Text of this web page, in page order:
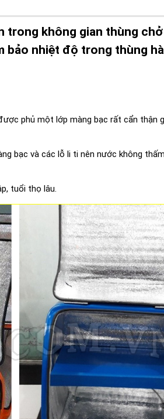
trong không gian thùng
bảo nhiệt độ trong thùng
phủ một lớp màng bạc rất cẩn thận
bạc và các lỗ li ti nên nước không
tuổi thọ lâu.